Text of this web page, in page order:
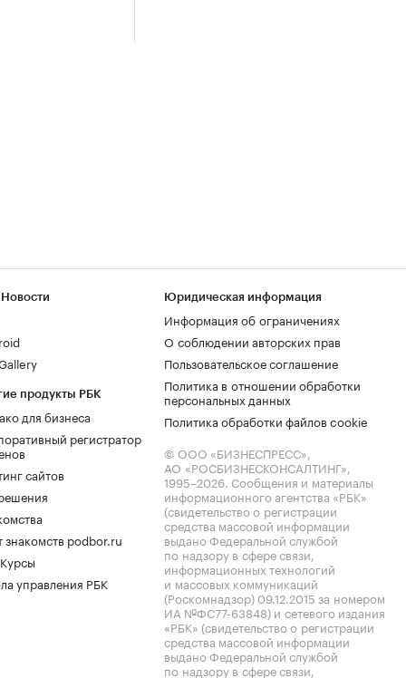
продукты РБК
для бизнеса
регистратор
сайтов
знакомств podbor.ru
управления РБК
Юридическая информация
Информация об ограничениях
О соблюдении авторских прав
Пользовательское соглашение
Политика в отношении обработки
персональных данных
Политика обработки файлов cookie
© ООО «БИЗНЕСПРЕСС»,
АО «РОСБИЗНЕСКОНСАЛТИНГ»,
1995–2026. Сообщения и материалы
информационного агентства «РБК»
(свидетельство о регистрации
средства массовой информации
выдано Федеральной службой
по надзору в сфере связи,
информационных технологий
и массовых коммуникаций
(Роскомнадзор) 09.12.2015 за номером
ИА №ФС77-63848) и сетевого издания
«РБК» (свидетельство о регистрации
средства массовой информации
выдано Федеральной службой
по надзору в сфере связи,